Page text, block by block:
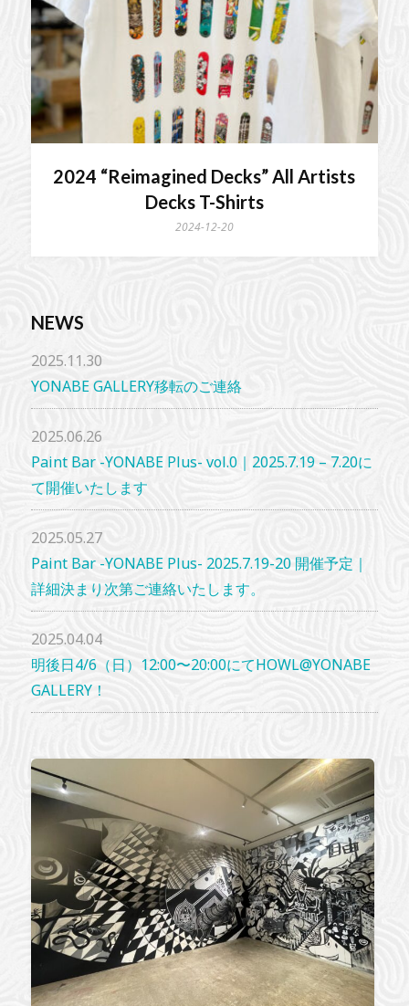
2024 “Reimagined Decks” All Artists
Decks T-Shirts
2024-12-20
NEWS
2025.11.30
YONABE GALLERY移転のご連絡
2025.06.26
Paint Bar -YONABE Plus- vol.0｜2025.7.19 – 7.20に
て開催いたします
2025.05.27
Paint Bar -YONABE Plus- 2025.7.19-20 開催予定｜
詳細決まり次第ご連絡いたします。
2025.04.04
明後日4/6（日）12:00〜20:00にてHOWL@YONABE
GALLERY！